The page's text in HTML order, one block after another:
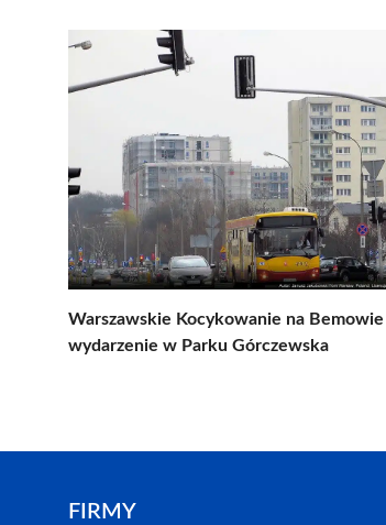
Warszawskie Kocykowanie na
wydarzenie w Parku Górczewska
FIRMY